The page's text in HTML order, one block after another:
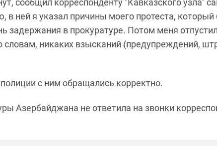
сообщил корреспонденту "Кавказского узла"
в ней я указал причины моего протеста,
задержания в прокуратуре. Потом меня
словам, никаких взысканий (предупреждений,
с ним обращались корректно.
Азербайджана не ответила на звонки